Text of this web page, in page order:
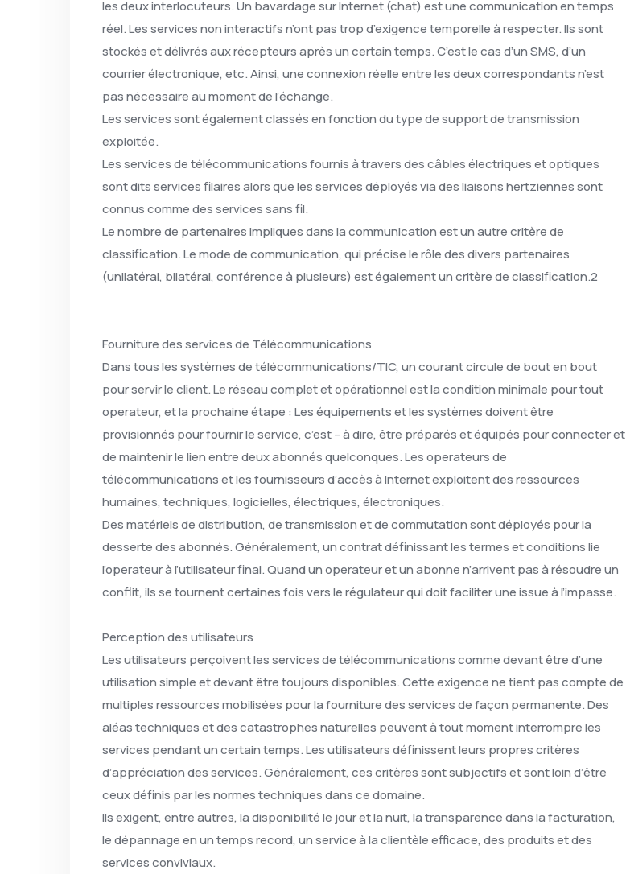
les deux interlocuteurs. Un bavardage sur Internet (chat) est une communication en temps
réel. Les services non interactifs n’ont pas trop d’exigence temporelle à respecter. Ils sont
stockés et délivrés aux récepteurs après un certain temps. C’est le cas d’un SMS, d’un
courrier électronique, etc. Ainsi, une connexion réelle entre les deux correspondants n’est
pas nécessaire au moment de l’échange.
Les services sont également classés en fonction du type de support de transmission
exploitée.
Les services de télécommunications fournis à travers des câbles électriques et optiques
sont dits services filaires alors que les services déployés via des liaisons hertziennes sont
connus comme des services sans fil.
Le nombre de partenaires impliques dans la communication est un autre critère de
classification. Le mode de communication, qui précise le rôle des divers partenaires
(unilatéral, bilatéral, conférence à plusieurs) est également un critère de classification.2
Fourniture des services de Télécommunications
Dans tous les systèmes de télécommunications/TIC, un courant circule de bout en bout
pour servir le client. Le réseau complet et opérationnel est la condition minimale pour tout
operateur, et la prochaine étape : Les équipements et les systèmes doivent être
provisionnés pour fournir le service, c’est – à dire, être préparés et équipés pour connecter et
de maintenir le lien entre deux abonnés quelconques. Les operateurs de
télécommunications et les fournisseurs d’accès à Internet exploitent des ressources
humaines, techniques, logicielles, électriques, électroniques.
Des matériels de distribution, de transmission et de commutation sont déployés pour la
desserte des abonnés. Généralement, un contrat définissant les termes et conditions lie
l’operateur à l’utilisateur final. Quand un operateur et un abonne n’arrivent pas à résoudre un
conflit, ils se tournent certaines fois vers le régulateur qui doit faciliter une issue à l’impasse.
Perception des utilisateurs
Les utilisateurs perçoivent les services de télécommunications comme devant être d’une
utilisation simple et devant être toujours disponibles. Cette exigence ne tient pas compte de
multiples ressources mobilisées pour la fourniture des services de façon permanente. Des
aléas techniques et des catastrophes naturelles peuvent à tout moment interrompre les
services pendant un certain temps. Les utilisateurs définissent leurs propres critères
d’appréciation des services. Généralement, ces critères sont subjectifs et sont loin d’être
ceux définis par les normes techniques dans ce domaine.
Ils exigent, entre autres, la disponibilité le jour et la nuit, la transparence dans la facturation,
le dépannage en un temps record, un service à la clientèle efficace, des produits et des
services conviviaux.